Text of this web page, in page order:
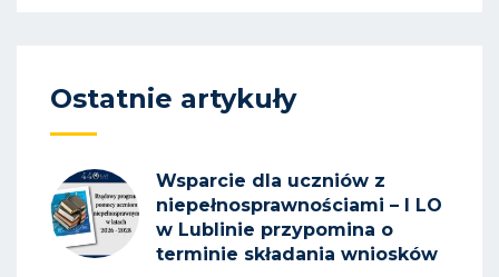
Ostatnie artykuły
Wsparcie dla uczniów z
niepełnosprawnościami – I LO
w Lublinie przypomina o
terminie składania wniosków